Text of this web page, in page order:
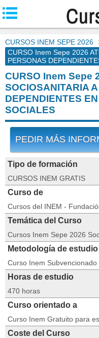
CURSOS INEM SEPE 2026
CURSO Inem Sepe 2026
PERSONAS
CURSO Inem Sepe
SOCIOSANITARIA
DEPENDIENTES
SOCIALES
PEDIR MÁS
Tipo de formación
CURSOS INEM GRATIS
Curso de
Cursos del INEM -
Temática del Curso
Cursos Inem Sepe 2026
Metodología de estudio
Curso Inem Subvencionado
Horas de estudio
470 horas
Curso orientado a
Curso Inem Gratuito para
Coste del Curso